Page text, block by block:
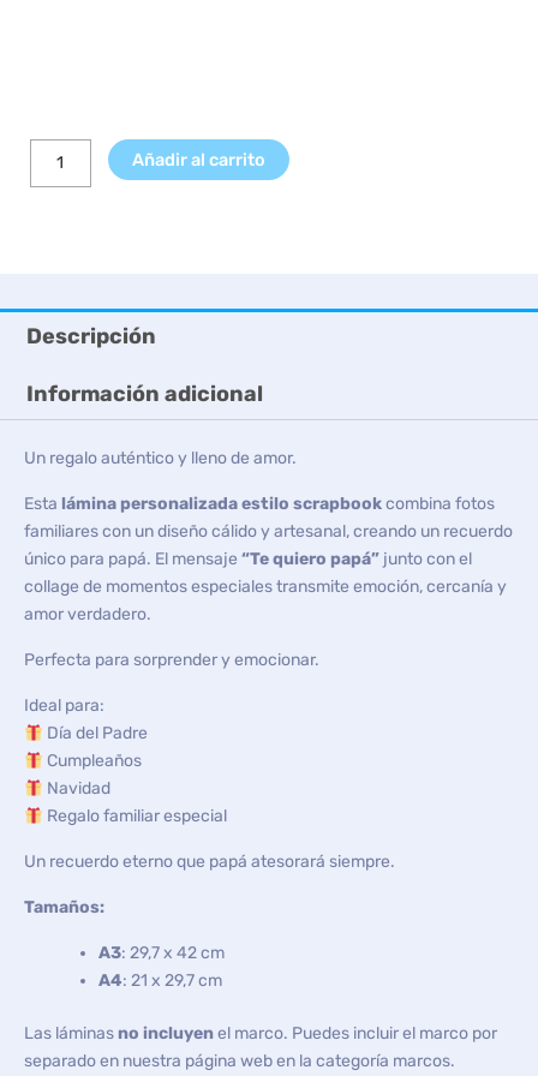
Añadir al carrito
Descripción
Información adicional
Un regalo auténtico y lleno de amor.
Esta lámina personalizada estilo scrapbookcombina fotos
familiares con un diseño cálido y artesanal, creando un recuerdo
único para papá. El mensaje “Te quiero papá” junto con el
collage de momentos especiales transmite emoción, cercanía y
amor verdadero.
Perfecta para sorprender y emocionar.
Ideal para:
Día del Padre
Cumpleaños
Navidad
Regalo familiar especial
Un recuerdo eterno que papá atesorará siempre.
Tamaños:
A3: 29,7 x 42 cm
A4: 21 x 29,7 cm
Las láminas no incluyenel marco. Puedes incluir el marco por
separado en nuestra página web en la categoría marcos.